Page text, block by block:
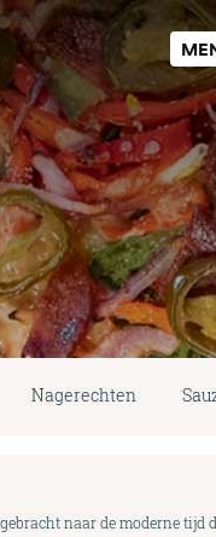
Nagerechten
naar de moderne